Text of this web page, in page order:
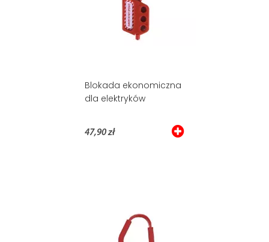
Blokada ekonomiczna
dla elektryków
47,90 zł